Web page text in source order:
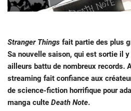
Stranger Things fait partie des plus
Sa nouvelle saison, qui est sortie il
ailleurs battu de nombreux records.
streaming fait confiance aux
de science-fiction horrifique pour
manga culte Death Note.